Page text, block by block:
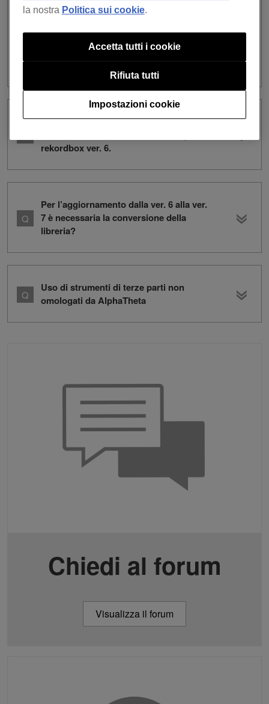
https://rekordbox.com/it/support/faq/library-7/#faq-71318
I’m updating from rekordbox ver. 5 to
rekordbox ver. 6.
Per l’aggiornamento dalla ver. 6 alla ver.
7 è necessaria la conversione della
libreria?
Uso di strumenti di terze parti non
omologati da AlphaTheta
Chiedi al forum
Visualizza il forum
la nostra Politica sui cookie.
Impostazioni cookie
Rifiuta tutti
Accetta tutti i cookie